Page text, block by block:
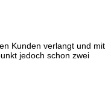
Kunden verlangt und mit
jedoch schon zwei